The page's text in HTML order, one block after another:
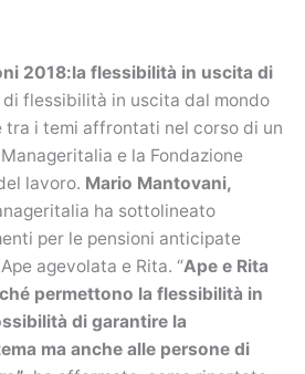
2018:la flessibilità in uscita di
di flessibilità in uscita dal mondo
tra i temi affrontati nel corso di un
e la Fondazione
lavoro. Mario Mantovani,
ha sottolineato
per le pensioni anticipate
agevolata e Rita. “Ape e Rita
permettono la flessibilità in
di garantire la
ma anche alle persone di